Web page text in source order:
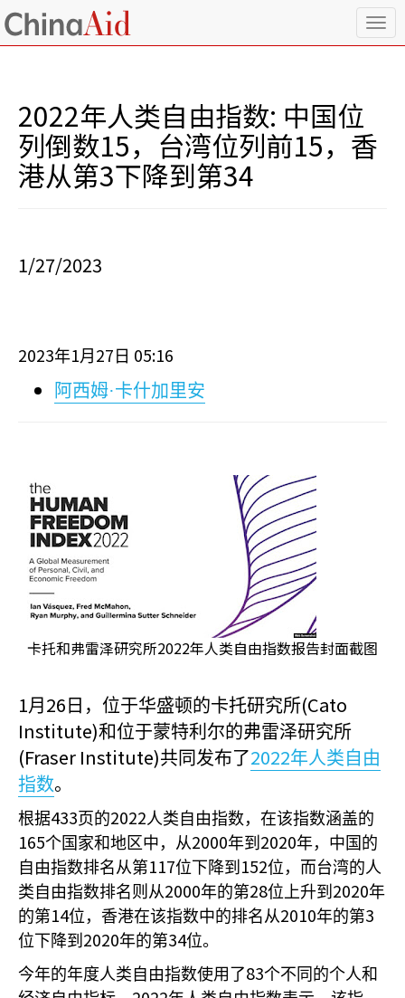
T
o
a
2022年人类自由指数: 中国位
列倒数15，台湾位列前15，香
港从第3下降到第34
1/27/2023
2023年1月 27 日 05:16
阿西姆·卡什加里安
卡托和弗雷泽研究所2022年人类自由指数报告封面截图
1月 26 日，位于华盛顿的卡托研究所(Cato
Institute)和位于蒙特利尔的弗雷泽研究所
(Fraser Institute)共同发布了2022年人类自由
指数。
根据433 页的2022人类自由指数，在该指数涵盖的
165个国家和地区中，从2000年到 2020年，中国的
自由指数排名从第117位下降到 152位，而台湾的人
类自由指数排名则从2000年的第28位上升到 2020年
的第14位，香港在该指数中的排名从2010年的第3
位下降到 2020年的第34位。
今年的年度人类自由指数使用了83个不同的个人和